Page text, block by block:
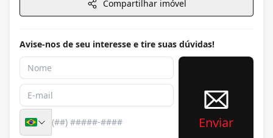
Compartilhar imóvel
Avise-nos de seu interesse e tire suas dúvidas!
Enviar